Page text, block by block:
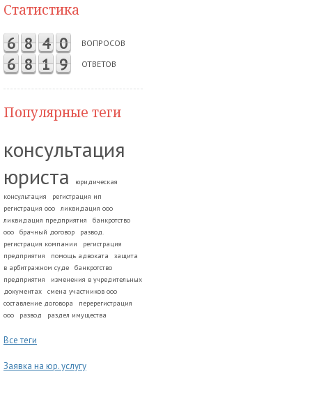
Статистика
6 8 4 0 ВОПРОСОВ
6 8 1 9 ОТВЕТОВ
Популярные теги
консультация
юриста
юридическая
консультация
регистрация ип
регистрация ооо
ликвидация ооо
ликвидация предприятия
банкротство
ооо
брачный договор
развод.
регистрация компании
регистрация
предприятия
помощь адвоката
защита
в арбитражном суде
банкротство
предприятия
изменения в учредительных
документах
смена участников ооо
составление договора
перерегистрация
ооо
развод раздел имущества
Все теги
Заявка на юр. услугу